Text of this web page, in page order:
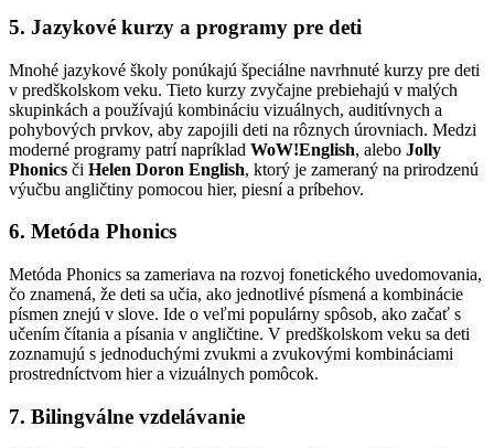
5. Jazykové kurzy a programy pre deti
Mnohé jazykové školy ponúkajú špeciálne navrhnuté kurzy pre deti
v predškolskom veku. Tieto kurzy zvyčajne prebiehajú v malých
skupinkách a používajú kombináciu vizuálnych, auditívnych a
pohybových prvkov, aby zapojili deti na rôznych úrovniach. Medzi
moderné programy patrí napríklad WoW!English, alebo Jolly
Phonics či Helen Doron English, ktorý je zameraný na prirodzenú
výučbu angličtiny pomocou hier, piesní a príbehov.
6. Metóda Phonics
Metóda Phonics sa zameriava na rozvoj fonetického uvedomovania,
čo znamená, že deti sa učia, ako jednotlivé písmená a kombinácie
písmen znejú v slove. Ide o veľmi populárny spôsob, ako začať s
učením čítania a písania v angličtine. V predškolskom veku sa deti
zoznamujú s jednoduchými zvukmi a zvukovými kombináciami
prostredníctvom hier a vizuálnych pomôcok.
7. Bilingválne vzdelávanie